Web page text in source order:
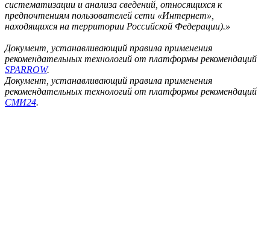
систематизации и анализа сведений, относящихся к
предпочтениям пользователей сети «Интернет»,
находящихся на территории Российской Федерации).»
Документ, устанавливающий правила применения
рекомендательных технологий от платформы рекомендаций
SPARROW.
Документ, устанавливающий правила применения
рекомендательных технологий от платформы рекомендаций
СМИ24.